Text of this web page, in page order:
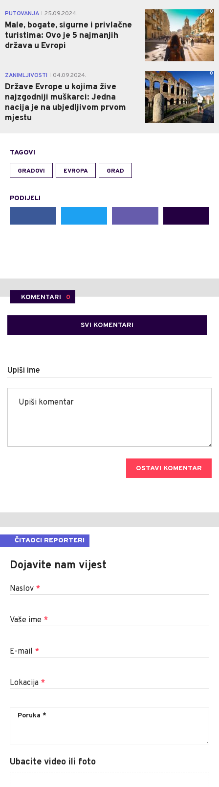
PUTOVANJA 25.09.2024.
Male, bogate, sigurne i privlačne
turistima: Ovo je 5 najmanjih
država u Evropi
0
ZANIMLJIVOSTI 04.09.2024.
Države Evrope u kojima žive
najzgodniji muškarci: Jedna
nacija je na ubjedljivom prvom
mjestu
0
TAGOVI
GRADOVI EVROPA GRAD
PODIJELI
KOMENTARI 0
SVI KOMENTARI
Upiši ime
OSTAVI KOMENTAR
ČITAOCI REPORTERI
Dojavite nam vijest
Naslov *
Vaše ime *
E-mail *
Lokacija *
Ubacite video ili foto